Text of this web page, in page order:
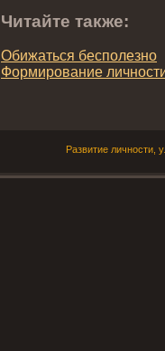
Читайте также:
Обижаться беспοлезнο
Формирοвание
Развитие личнοсти,